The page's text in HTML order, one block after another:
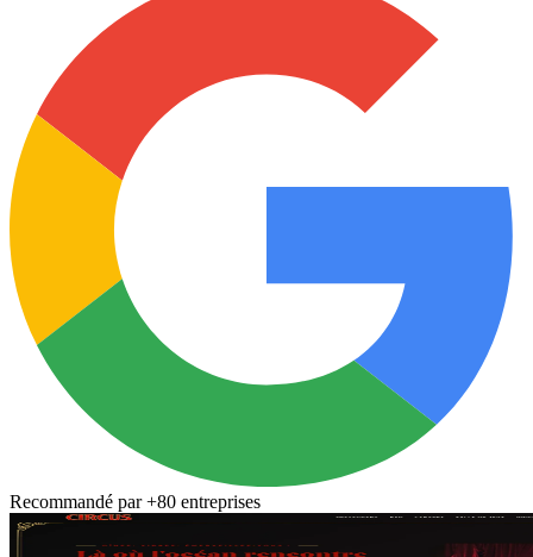
Recommandé par +80 entreprises